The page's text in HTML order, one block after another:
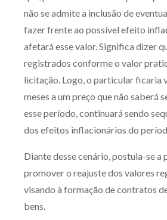
não se admite a inclusão de
fazer frente ao possível efeito
afetará esse valor. Significa dizer
registrados conforme o valor
licitação. Logo, o particular ficaria
meses a um preço que não saberá
esse período, continuará sendo
dos efeitos inflacionários do
Diante desse cenário, postula-se a
promover o reajuste dos valores
visando à formação de contratos
bens.